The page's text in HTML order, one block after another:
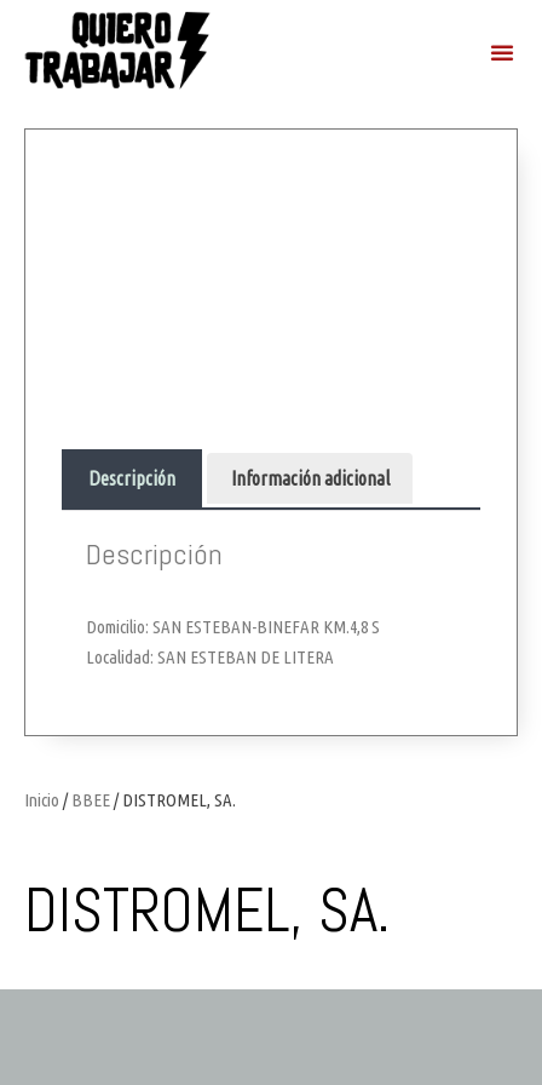
Inicio /BBEE/ DISTROMEL, SA.
DISTROMEL, SA.
Descripción Información adicional
Descripción
Domicilio: SAN ESTEBAN-BINEFAR KM.4,8 S
Localidad: SAN ESTEBAN DE LITERA